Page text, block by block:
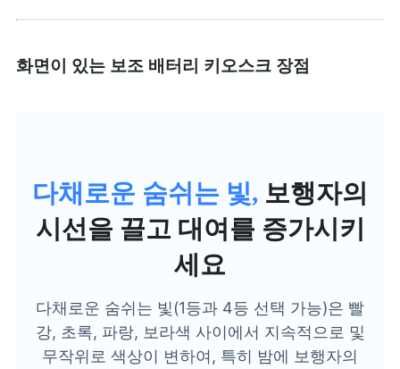
화면이 있는 보조 배터리 키오스크 장점
다채로운 숨쉬는 빛, 보행자의
시선을 끌고 대여를 증가시키
세요
다채로운 숨쉬는 빛(1등과 4등 선택 가능)은 빨
강, 초록, 파랑, 보라색 사이에서 지속적으로 및
무작위로 색상이 변하여, 특히 밤에 보행자의